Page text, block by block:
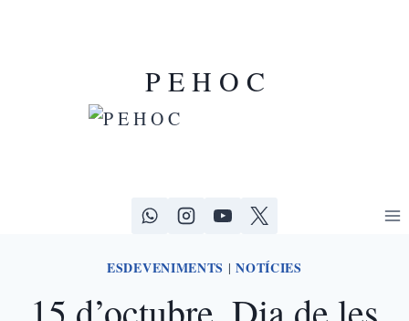
P E H O C
ESDEVENIMENTS |NOTÍCIES
15 d’octubre. Dia de les